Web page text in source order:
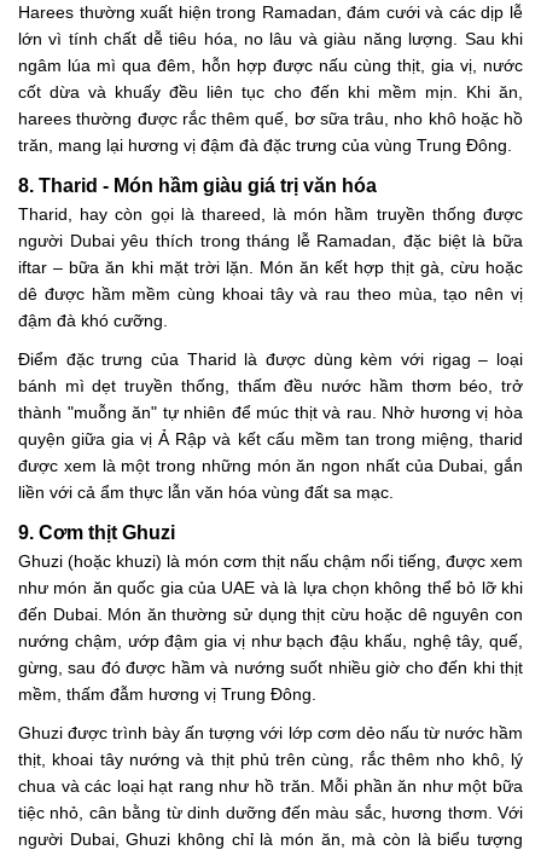
Harees thường xuất hiện trong Ramadan, đám cưới và các dịp lễ
lớn vì tính chất dễ tiêu hóa, no lâu và giàu năng lượng. Sau khi
ngâm lúa mì qua đêm, hỗn hợp được nấu cùng thịt, gia vị, nước
cốt dừa và khuấy đều liên tục cho đến khi mềm mịn. Khi ăn,
harees thường được rắc thêm quế, bơ sữa trâu, nho khô hoặc hồ
trăn, mang lại hương vị đậm đà đặc trưng của vùng Trung Đông.
8. Tharid - Món hầm giàu giá trị văn hóa
Tharid, hay còn gọi là thareed, là món hầm truyền thống được
người Dubai yêu thích trong tháng lễ Ramadan, đặc biệt là bữa
iftar – bữa ăn khi mặt trời lặn. Món ăn kết hợp thịt gà, cừu hoặc
dê được hầm mềm cùng khoai tây và rau theo mùa, tạo nên vị
đậm đà khó cưỡng.
Điểm đặc trưng của Tharid là được dùng kèm với rigag – loại
bánh mì dẹt truyền thống, thấm đều nước hầm thơm béo, trở
thành "muỗng ăn" tự nhiên để múc thịt và rau. Nhờ hương vị hòa
quyện giữa gia vị Ả Rập và kết cấu mềm tan trong miệng, tharid
được xem là một trong những món ăn ngon nhất của Dubai, gắn
liền với cả ẩm thực lẫn văn hóa vùng đất sa mạc.
9. Cơm thịt Ghuzi
Ghuzi (hoặc khuzi) là món cơm thịt nấu chậm nổi tiếng, được xem
như món ăn quốc gia của UAE và là lựa chọn không thể bỏ lỡ khi
đến Dubai. Món ăn thường sử dụng thịt cừu hoặc dê nguyên con
nướng chậm, ướp đậm gia vị như bạch đậu khấu, nghệ tây, quế,
gừng, sau đó được hầm và nướng suốt nhiều giờ cho đến khi thịt
mềm, thấm đẫm hương vị Trung Đông.
Ghuzi được trình bày ấn tượng với lớp cơm dẻo nấu từ nước hầm
thịt, khoai tây nướng và thịt phủ trên cùng, rắc thêm nho khô, lý
chua và các loại hạt rang như hồ trăn. Mỗi phần ăn như một bữa
tiệc nhỏ, cân bằng từ dinh dưỡng đến màu sắc, hương thơm. Với
người Dubai, Ghuzi không chỉ là món ăn, mà còn là biểu tượng